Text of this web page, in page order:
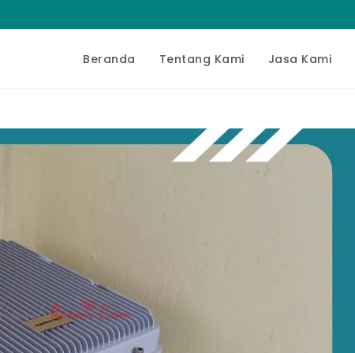
Beranda Tentang Kami Jasa Kami